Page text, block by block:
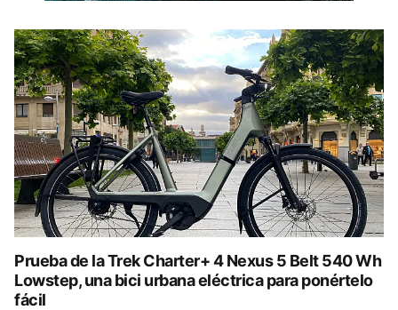
Prueba de la Trek Charter+ 4 Nexus 5 Belt 540 Wh
Lowstep, una bici urbana eléctrica para ponértelo
fácil